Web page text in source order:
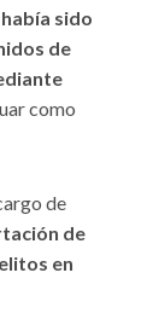
sido
de
como
de
de
en